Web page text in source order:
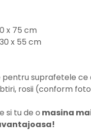
x 75 cm
x 55 cm
suprafetele
rosii (conform
si tu de o masina